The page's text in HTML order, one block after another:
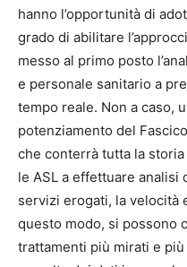
hanno l’opportunità di
grado di abilitare
messo al primo posto
e personale sanitario a
tempo reale. Non a caso,
potenziamento del
che conterrà tutta la
le ASL a effettuare
servizi erogati, la velocità
questo modo, si possono
trattamenti più mirati e